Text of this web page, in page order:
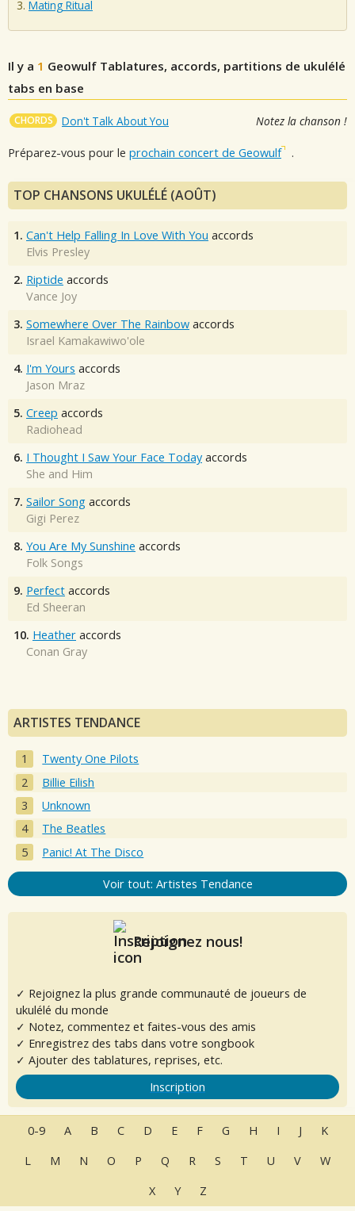
Mating Ritual
Il y a 1 Geowulf Tablatures, accords, partitions de ukulélé
tabs en base
CHORDS Don't Talk About You Notez la chanson !
Préparez-vous pour le prochain concert de Geowulf .
TOP CHANSONS UKULÉLÉ (AOÛT)
1. Can't Help Falling In Love With You accords
Elvis Presley
2. Riptide accords
Vance Joy
3. Somewhere Over The Rainbow accords
Israel Kamakawiwo'ole
4. I'm Yours accords
Jason Mraz
5. Creep accords
Radiohead
6. I Thought I Saw Your Face Today accords
She and Him
7. Sailor Song accords
Gigi Perez
8. You Are My Sunshine accords
Folk Songs
9. Perfect accords
Ed Sheeran
10. Heather accords
Conan Gray
ARTISTES TENDANCE
Twenty One Pilots
Billie Eilish
Unknown
The Beatles
Panic! At The Disco
Voir tout: Artistes Tendance
Rejoignez nous!
✓ Rejoignez la plus grande communauté de joueurs de
ukulélé du monde
✓ Notez, commentez et faites-vous des amis
✓ Enregistrez des tabs dans votre songbook
✓ Ajouter des tablatures, reprises, etc.
Inscription
0-9 A B C D E F G H I J
K
L
M N O P Q R S T U V
W
X
Y Z